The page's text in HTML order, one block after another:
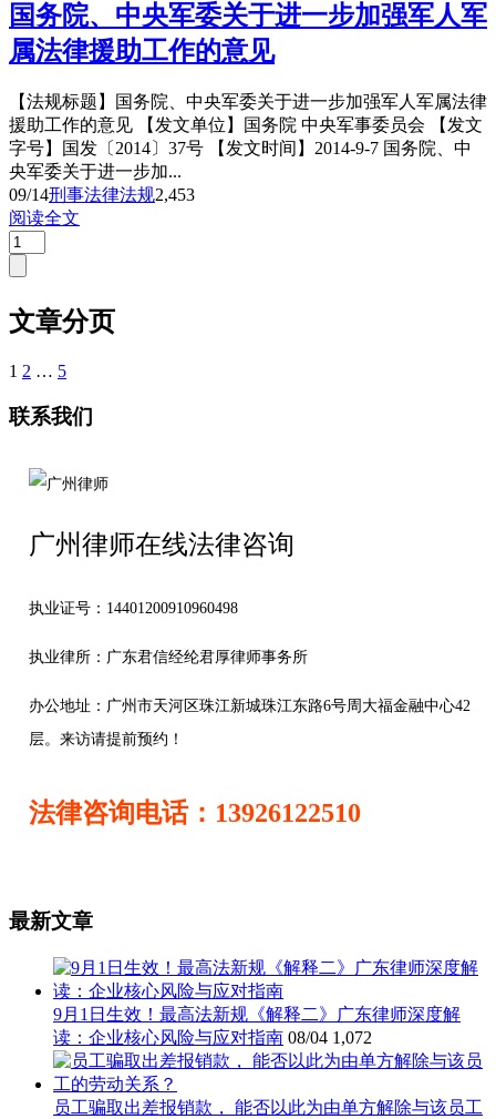
国务院、中央军委关于进一步加强军人军
属法律援助工作的意见
【法规标题】国务院、中央军委关于进一步加强军人军属法律
援助工作的意见 【发文单位】国务院 中央军事委员会 【发文
字号】国发〔2014〕37号 【发文时间】2014-9-7 国务院、中
央军委关于进一步加...
09/14刑事法律法规2,453
阅读全文
文章分页
1 2 … 5
联系我们
广州律师在线法律咨询
执业证号：14401200910960498
执业律所：广东君信经纶君厚律师事务所
办公地址： 广州市天河区珠江新城珠江东路6号周大福金融中心42
层。来访请提前预约！
法律咨询电话：13926122510
最新文章
9月1日生效！最高法新规《解释二》广东律师深度解
读：企业核心风险与应对指南 08/04 1,072
员工骗取出差报销款， 能否以此为由单方解除与该员工